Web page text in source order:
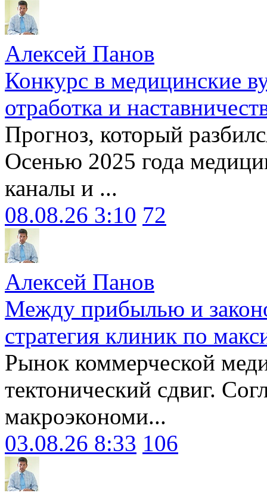
Алексей Панов
Конкурс в медицинские
отработка и
Прогноз, который
Осенью 2025 года
каналы и ...
08.08.26 3:10 72
Алексей Панов
Между прибылью и
стратегия клиник по
Рынок коммерческой
тектонический сдвиг.
макроэкономи...
03.08.26 8:33 106